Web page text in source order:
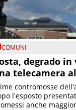
COMUNI
degrado
telecamera
contromosse
l'esposto
anche